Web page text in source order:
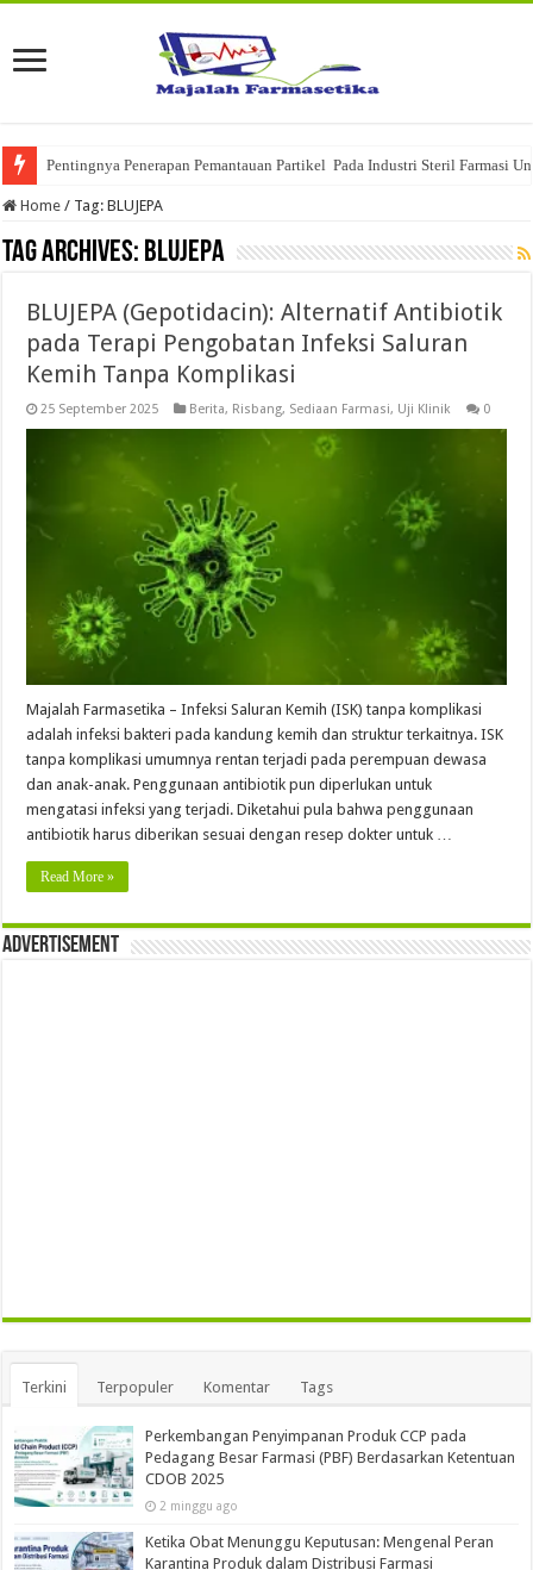
Pentingnya Penerapan Pemantauan Partikel Pada Industri Steril Farmasi
Home / Tag:BLUJEPA
Tag Archives: BLUJEPA
BLUJEPA (Gepotidacin): Alternatif Antibiotik
pada Terapi Pengobatan Infeksi Saluran
Kemih Tanpa Komplikasi
25 September 2025 Berita, Risbang, Sediaan Farmasi, Uji Klinik 0
Majalah Farmasetika – Infeksi Saluran Kemih (ISK) tanpa komplikasi
adalah infeksi bakteri pada kandung kemih dan struktur terkaitnya. ISK
tanpa komplikasi umumnya rentan terjadi pada perempuan dewasa
dan anak-anak. Penggunaan antibiotik pun diperlukan untuk
mengatasi infeksi yang terjadi. Diketahui pula bahwa penggunaan
antibiotik harus diberikan sesuai dengan resep dokter untuk …
Read More »
Advertisement
Terkini Terpopuler Komentar Tags
Perkembangan Penyimpanan Produk CCP pada
Pedagang Besar Farmasi (PBF) Berdasarkan Ketentuan
CDOB 2025
2 minggu ago
Ketika Obat Menunggu Keputusan: Mengenal Peran
Karantina Produk dalam Distribusi Farmasi